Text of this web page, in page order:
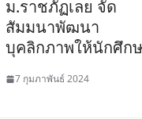
ม.ราชภัฏเลย จัด
สัมมนาพัฒนา
บุคลิกภาพให้นักศึก
7 กุมภาพันธ์ 2024